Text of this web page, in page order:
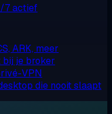
7 actief
ARK, meer
bij je broker
VPN
die nooit slaapt